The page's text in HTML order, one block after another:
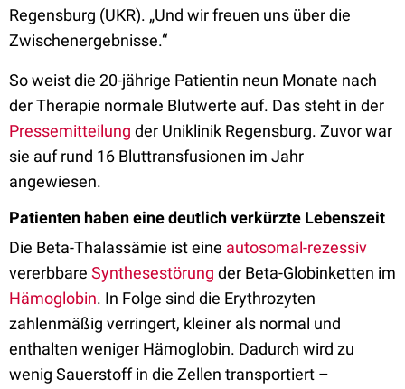
Regensburg (UKR). „Und wir freuen uns über die
Zwischenergebnisse.“
So weist die 20-jährige Patientin neun Monate nach
der Therapie normale Blutwerte auf. Das steht in der
Pressemitteilung der Uniklinik Regensburg. Zuvor war
sie auf rund 16 Bluttransfusionen im Jahr
angewiesen.
Patienten haben eine deutlich verkürzte Lebenszeit
Die Beta-Thalassämie ist eine autosomal-rezessiv
vererbbare Synthesestörung der Beta-Globinketten im
Hämoglobin. In Folge sind die Erythrozyten
zahlenmäßig verringert, kleiner als normal und
enthalten weniger Hämoglobin. Dadurch wird zu
wenig Sauerstoff in die Zellen transportiert –